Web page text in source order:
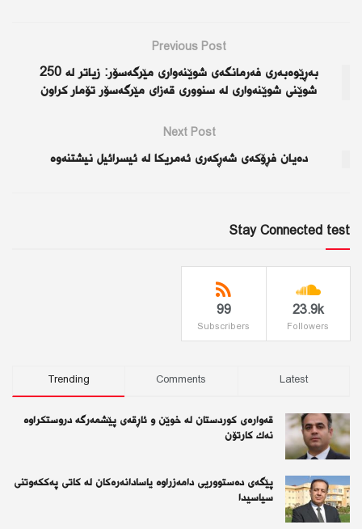
Previous Post
بەڕێوەبەری فەرمانگەی شوێنەواری مێرگەسۆر: زیاتر لە 250
شوێنی شوێنەواری لە سنووری قەزای مێرگەسۆر تۆمار كراون
Next Post
دەیان فڕۆكەی شەڕكەری ئەمریكا لە ئیسرائیل نیشتنەوە
Stay Connected test
23.9k
Followers
99
Subscribers
Trending Comments Latest
قەوارەی كوردستان لە خوێن و ئاڕقەی پێشمەرگە دروستكراوە
نەك كارتۆن
پێگەی دەستووریی دامەزراوە یاسادانەرەكان لە كاتی پەككەوتنی
سیاسیدا